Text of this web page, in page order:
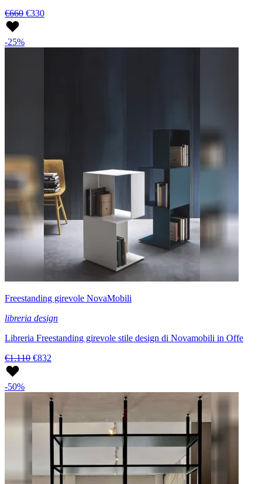
€660 €330
-25%
Freestanding girevole NovaMobili
libreria design
Libreria Freestanding girevole stile design di Novamobili in Offe
€1.110 €832
-50%